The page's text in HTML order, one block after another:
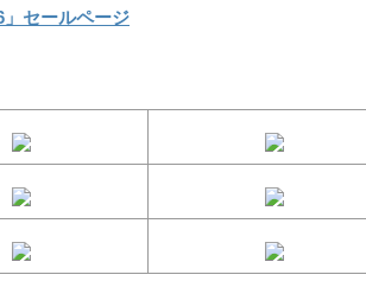
セールページ